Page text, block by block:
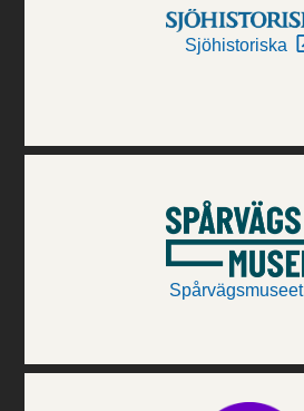
Sjöhistoriska
Spårvägsmuseet